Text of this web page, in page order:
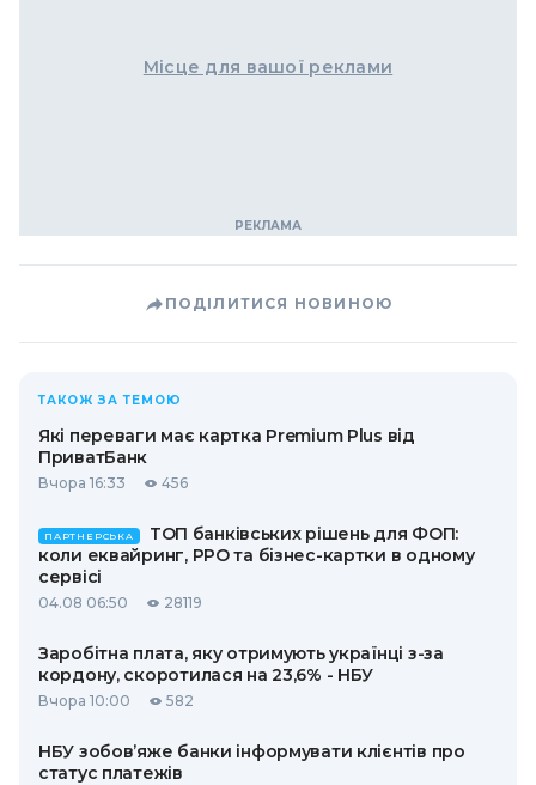
Місце для вашої реклами
ПОДІЛИТИСЯ НОВИНОЮ
ТАКОЖ ЗА ТЕМОЮ
Які переваги має картка Premium Plus від
ПриватБанк
Вчора 16:33 456
ПАРТНЕРСЬКА
ТОП банківських рішень для ФОП:
коли еквайринг, РРО та бізнес-картки в одному
сервісі
04.08 06:50 28119
Заробітна плата, яку отримують українці з-за
кордону, скоротилася на 23,6% - НБУ
Вчора 10:00 582
НБУ зобов’яже банки інформувати клієнтів про
статус платежів